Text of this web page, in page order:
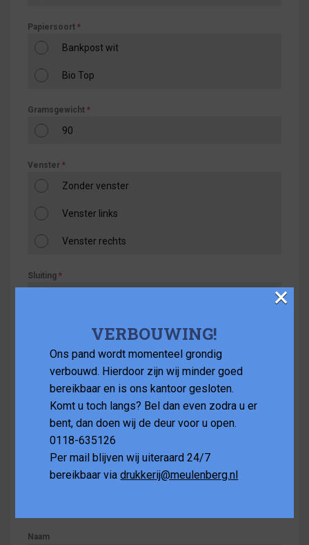
Papiersoort *
Bankpost wit
Bio Top
Gramsgewicht *
90
Venster *
Zonder venster
Venster links
Venster rechts
Sluiting *
Aantal*
Opmerkingen
Naam
VERBOUWING!
Ons pand wordt momenteel grondig
verbouwd. Hierdoor zijn wij minder goed
bereikbaar en is ons kantoor gesloten.
Komt u toch langs? Bel dan even zodra u er
bent, dan doen wij de deur voor u open.
0118-635126
Per mail blijven wij uiteraard 24/7
bereikbaar viadrukkerij@meulenberg.nl
×